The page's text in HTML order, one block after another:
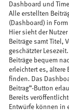
Dashboard und
Alle erstellten
(Dashboard) in
Hier sieht der
Beiträge samt Titel,
geschätzter
Beiträge bequem
erleichtert es, ältere
finden. Das
Beitrag”-Button
Bereits
Entwürfe können in